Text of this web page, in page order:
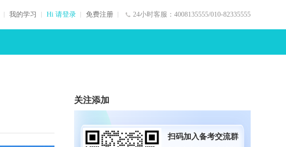
24小时客服：4008135555/010-82335555
我的学习 Hi 请登录 免费注册
关注添加
扫码加入备考交流群